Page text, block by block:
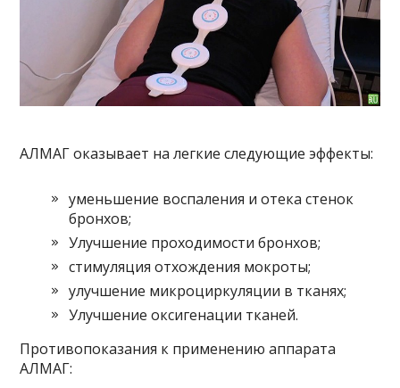
АЛМАГ оказывает на легкие следующие эффекты:
уменьшение воспаления и отека стенок
бронхов;
Улучшение проходимости бронхов;
стимуляция отхождения мокроты;
улучшение микроциркуляции в тканях;
Улучшение оксигенации тканей.
Противопоказания к применению аппарата
АЛМАГ: